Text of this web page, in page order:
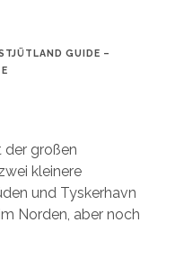
GUIDE –
der großen
kleinere
und Tyskerhavn
Norden, aber noch